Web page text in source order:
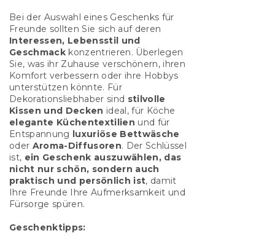
Bei der Auswahl eines Geschenks für
Freunde sollten Sie sich auf deren
Interessen, Lebensstil und
Geschmack konzentrieren. Überlegen
Sie, was ihr Zuhause verschönern, ihren
Komfort verbessern oder ihre Hobbys
unterstützen könnte. Für
Dekorationsliebhaber sind stilvolle
Kissen und Decken ideal, für Köche
elegante Küchentextilien und für
Entspannung luxuriöse Bettwäsche
oder Aroma-Diffusoren. Der Schlüssel
ist, ein Geschenk auszuwählen, das
nicht nur schön, sondern auch
praktisch und persönlich ist, damit
Ihre Freunde Ihre Aufmerksamkeit und
Fürsorge spüren.
Geschenktipps: